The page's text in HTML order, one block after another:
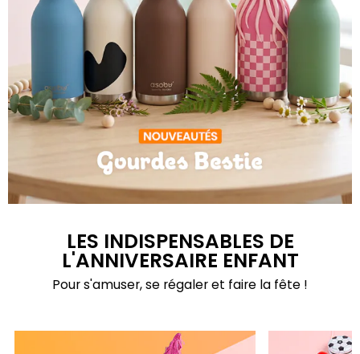
LES INDISPENSABLES DE
L'ANNIVERSAIRE ENFANT
Pour s'amuser, se régaler et faire la fête !